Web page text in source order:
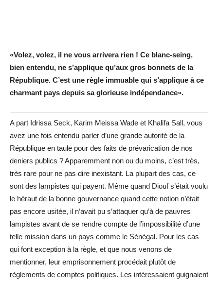
«Volez, volez, il ne vous arrivera rien ! Ce blanc-seing,
bien entendu, ne s’applique qu’aux gros bonnets de la
République. C’est une règle immuable qui s’applique à ce
charmant pays depuis sa glorieuse indépendance».
A part Idrissa Seck, Karim Meissa Wade et Khalifa Sall, vous
avez une fois entendu parler d’une grande autorité de la
République en taule pour des faits de prévarication de nos
deniers publics ? Apparemment non ou du moins, c’est très,
très rare pour ne pas dire inexistant. La plupart des cas, ce
sont des lampistes qui payent. Même quand Diouf s’était voulu
le héraut de la bonne gouvernance quand cette notion n’était
pas encore usitée, il n’avait pu s’attaquer qu’à de pauvres
lampistes avant de se rendre compte de l’impossibilité d’une
telle mission dans un pays comme le Sénégal. Pour les cas
qui font exception à la règle, et que nous venons de
mentionner, leur emprisonnement procédait plutôt de
règlements de comptes politiques. Les intéressaient guignaient